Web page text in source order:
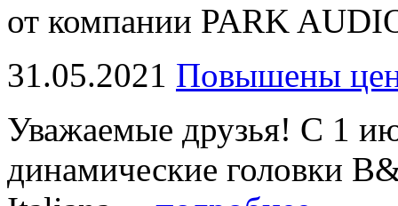
от компании PARK
31.05.2021 Повышены
Уважаемые друзья! С 1
динамические головки